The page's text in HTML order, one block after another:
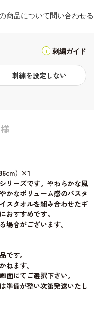
商品について問い合わせる
刺繍ガイド
刺繍を設定しない
）×1
リーズです。やわらかな風
かなボリューム感のバスタ
スタオルを組み合わせたギ
おすすめです。
合がございます。
です。
ねます。
にてご選択下さい。
準備が整い次第発送いたし